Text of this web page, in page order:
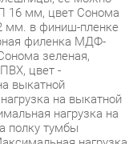
цвет -
на выкатной
нагрузка на
тумбы
нагрузка
кг. Шкаф к стене
Навес в
приобретается